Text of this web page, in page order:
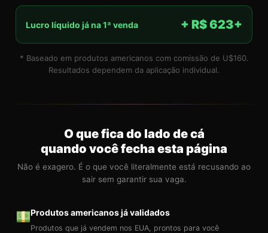
Lucro líquido já na 1ª venda + R$ 623+
* Baseado em produtos americanos com comissão de U$160.
Resultados dependem da aplicação individual.
O que fica do lado de cá
quando você fecha esta página
Não é exagero. É o que você literalmente está recusando ao
sair sem garantir sua vaga.
Produtos americanos já validados
Produtos que já vendem nos EUA, prontos para você